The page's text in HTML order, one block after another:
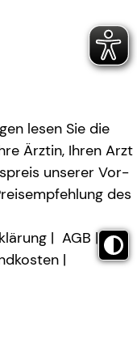
lesen Sie die
Ärztin, Ihren Arzt
unserer Vor-
des
AGB